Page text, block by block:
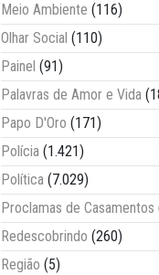
Meio Ambiente (116)
Olhar Social (110)
Painel (91)
Palavras de Amor e Vida
Papo D'Oro (171)
Polícia (1.421)
Política (7.029)
Proclamas de Casamentos
Redescobrindo (260)
Região (5)